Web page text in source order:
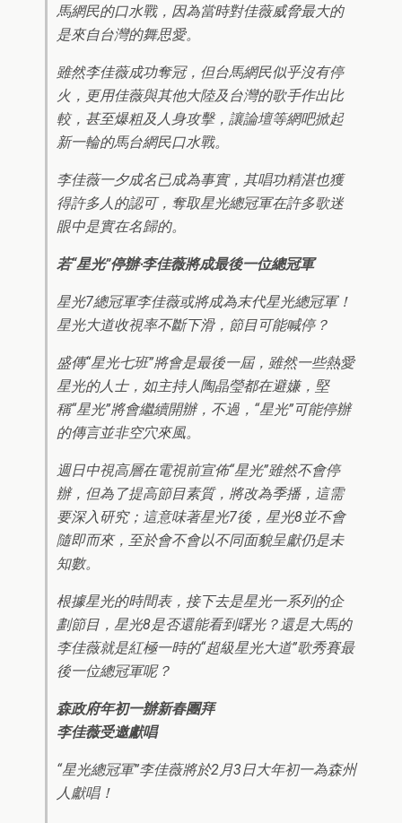
馬網民的口水戰，因為當時對佳薇威脅最大的
是來自台灣的舞思愛。
雖然李佳薇成功奪冠，但台馬網民似乎沒有停
火，更用佳薇與其他大陸及台灣的歌手作出比
較，甚至爆粗及人身攻擊，讓論壇等網吧掀起
新一輪的馬台網民口水戰。
李佳薇一夕成名已成為事實，其唱功精湛也獲
得許多人的認可，奪取星光總冠軍在許多歌迷
眼中是實在名歸的。
若“星光”停辦‧李佳薇將成最後一位總冠軍
星光7總冠軍李佳薇或將成為末代星光總冠軍！
星光大道收視率不斷下滑，節目可能喊停？
盛傳“星光七班”將會是最後一屆，雖然一些熱愛
星光的人士，如主持人陶晶瑩都在避嫌，堅
稱“星光”將會繼續開辦，不過，“星光”可能停辦
的傳言並非空穴來風。
週日中視高層在電視前宣佈“星光”雖然不會停
辦，但為了提高節目素質，將改為季播，這需
要深入研究；這意味著星光7後，星光8並不會
隨即而來，至於會不會以不同面貌呈獻仍是未
知數。
根據星光的時間表，接下去是星光一系列的企
劃節目，星光8是否還能看到曙光？還是大馬的
李佳薇就是紅極一時的“超級星光大道”歌秀賽最
後一位總冠軍呢？
森政府年初一辦新春團拜
李佳薇受邀獻唱
“星光總冠軍”李佳薇將於2月3日大年初一為森州
人獻唱！